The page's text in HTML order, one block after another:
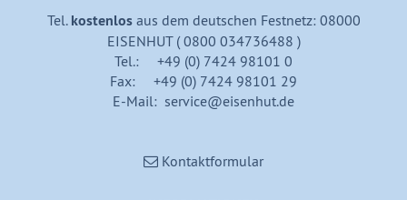
Tel. kostenlosaus dem deutschen Festnetz: 08000
EISENHUT ( 0800 034736488 )
Tel.: +49 (0) 7424 98101 0
Fax: +49 (0) 7424 98101 29
E-Mail: service@eisenhut.de
Kontaktformular